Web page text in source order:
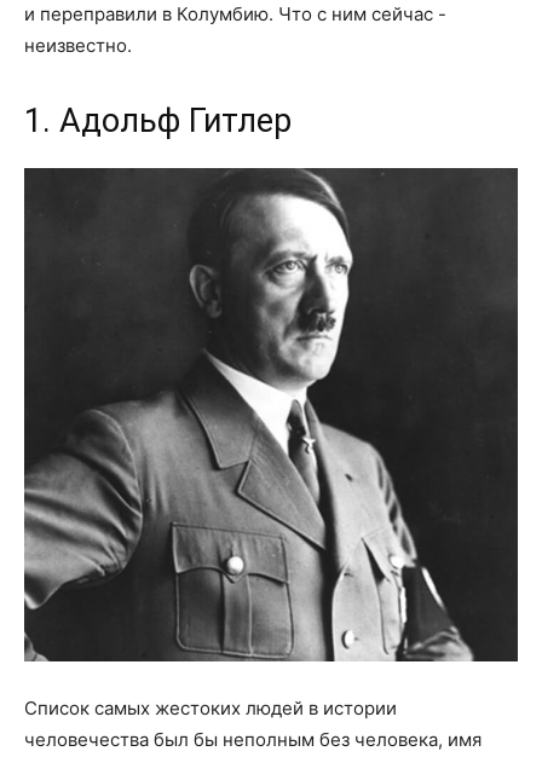
и переправили в Колумбию. Что с ним сейчас -
неизвестно.
1. Адольф Гитлер
Список самых жестоких людей в истории
человечества был бы неполным без человека, имя